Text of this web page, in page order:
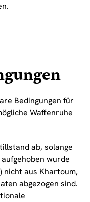
Bedingungen für
Waffenruhe
ab, solange
wurde
nicht aus Khartoum,
abgezogen sind.